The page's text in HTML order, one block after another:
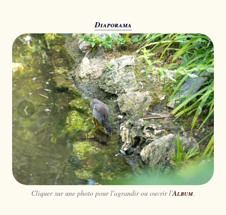
Diaporama
❮ ❯
Cliquer sur une photo pour l'agrandir ou ouvrir l'Album.